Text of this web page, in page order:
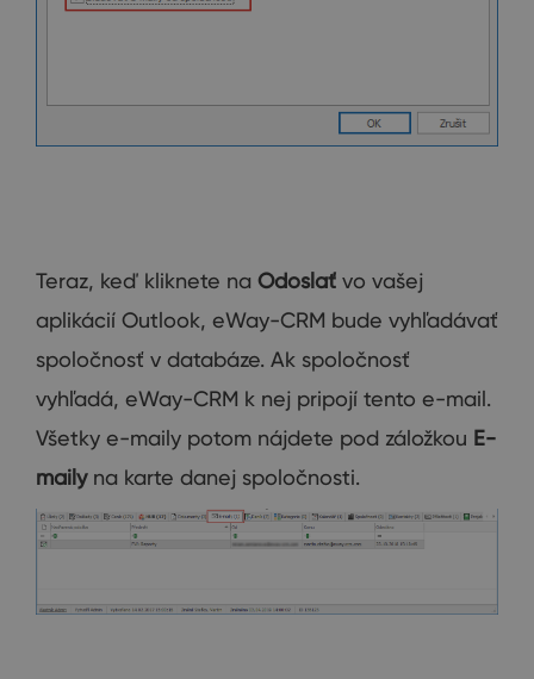
Teraz, keď kliknete na Odoslať vo vašej
aplikácií Outlook, eWay-CRM bude vyhľadávať
spoločnosť v databáze. Ak spoločnosť
vyhľadá, eWay-CRM k nej pripojí tento e-mail.
Všetky e-maily potom nájdete pod záložkou E-
mailyna karte danej spoločnosti.